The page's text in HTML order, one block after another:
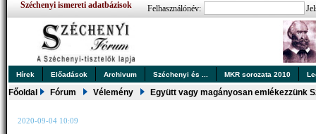
Széchenyi ismereti adatbázisok Felhasználónév:
Hírek Előadások Archivum Széchenyi és ... MKR sorozata 2010
Főoldal Fórum Vélemény Együtt vagy magányosan emlékezzünk
2020-09-04 10:09